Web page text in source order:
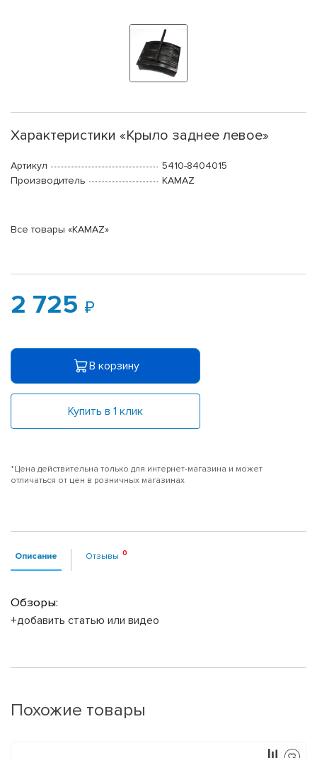
Характеристики «Крыло заднее левое»
Артикул
5410-8404015
Производитель
KAMAZ
Все товары «KAMAZ»
2 725
В корзину
Купить в 1 клик
*Цена действительна только для интернет-магазина и может
отличаться от цен в розничных магазинах
Описание Отзывы
Обзоры:
+добавить статью или видео
Похожие товары